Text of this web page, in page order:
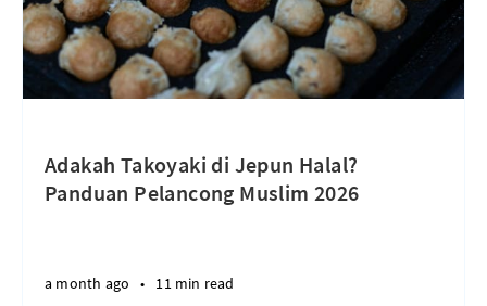
Adakah Takoyaki di Jepun Halal?
Panduan Pelancong Muslim 2026
a month ago • 11 min read